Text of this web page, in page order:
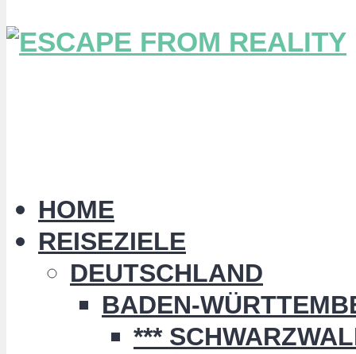
HOME
REISEZIELE
DEUTSCHLAND
BADEN-
***